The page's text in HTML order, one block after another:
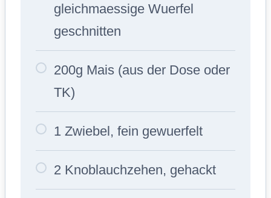
gleichmaessige Wuerfel
geschnitten
200g Mais (aus der Dose oder
TK)
1 Zwiebel, fein gewuerfelt
2 Knoblauchzehen, gehackt